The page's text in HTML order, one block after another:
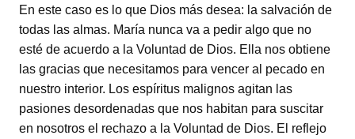
En este caso es lo que Dios más desea: la salvación de
todas las almas. María nunca va a pedir algo que no
esté de acuerdo a la Voluntad de Dios. Ella nos obtiene
las gracias que necesitamos para vencer al pecado en
nuestro interior. Los espíritus malignos agitan las
pasiones desordenadas que nos habitan para suscitar
en nosotros el rechazo a la Voluntad de Dios. El reflejo